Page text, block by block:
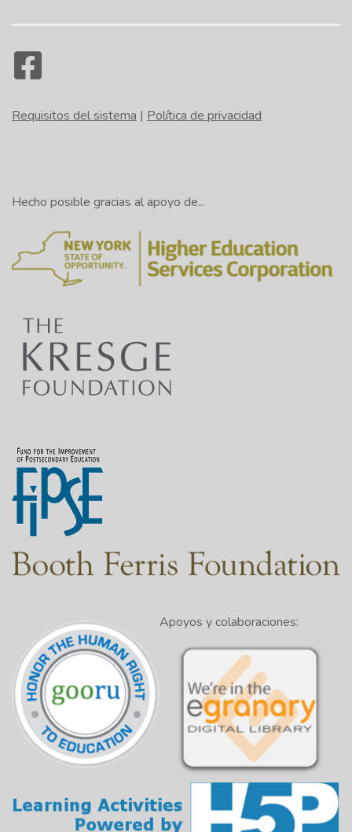
Requisitos del sistema | Política de privacidad
Hecho posible gracias al apoyo de...
Apoyos y colaboraciones: